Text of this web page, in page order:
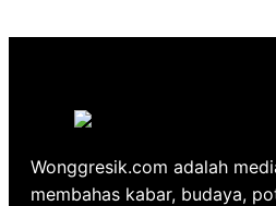
Wonggresik.com adalah
membahas kabar, budaya,